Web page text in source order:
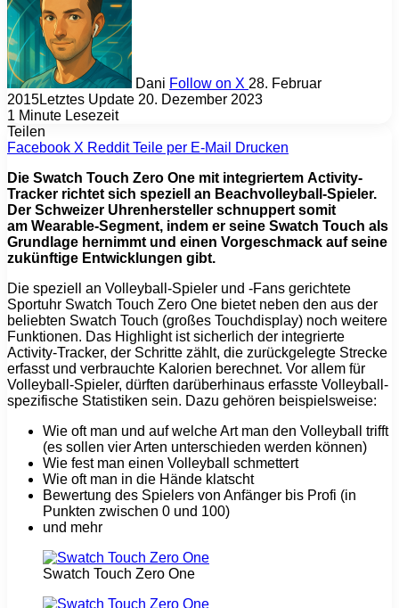
Dani Follow on X 28. Februar
2015Letztes Update 20. Dezember 2023
1 Minute Lesezeit
Teilen
Facebook X Reddit Teile per E-Mail
Drucken
Die Swatch Touch Zero One mit integriertem Activity-
Tracker richtet sich speziell an Beachvolleyball-Spieler.
Der Schweizer Uhrenhersteller schnuppert somit
am Wearable-Segment, indem er seine Swatch Touch als
Grundlage hernimmt und einen Vorgeschmack auf seine
zukünftige Entwicklungen gibt.
Die speziell an Volleyball-Spieler und -Fans gerichtete
Sportuhr Swatch Touch Zero One bietet neben den aus der
beliebten Swatch Touch (großes Touchdisplay) noch weitere
Funktionen. Das Highlight ist sicherlich der integrierte
Activity-Tracker, der Schritte zählt, die zurückgelegte Strecke
erfasst und verbrauchte Kalorien berechnet. Vor allem für
Volleyball-Spieler, dürften darüberhinaus erfasste Volleyball-
spezifische Statistiken sein. Dazu gehören beispielsweise:
Wie oft man und auf welche Art man den Volleyball trifft
(es sollen vier Arten unterschieden werden können)
Wie fest man einen Volleyball schmettert
Wie oft man in die Hände klatscht
Bewertung des Spielers von Anfänger bis Profi (in
Punkten zwischen 0 und 100)
und mehr
Swatch Touch Zero One